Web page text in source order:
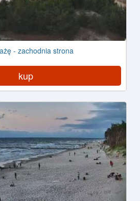
- zachodnia strona
kup